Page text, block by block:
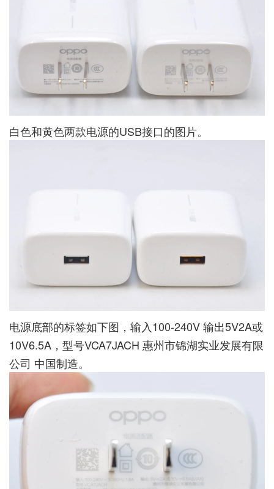
白色和黄色两款电源的USB接口的图片。
电源底部的标签如下图，输入100-240V 输出5V2A或
10V6.5A，型号VCA7JACH 惠州市锦湖实业发展有限
公司 中国制造。